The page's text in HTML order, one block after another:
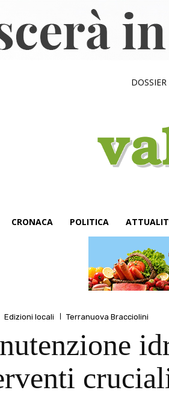
DOSSIER
CRONACA POLITICA
Edizioni locali Terranuova Bracciolini